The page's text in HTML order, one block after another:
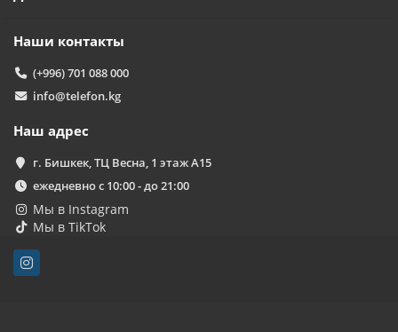
Наши контакты
(+996) 701 088 000
info@telefon.kg
Наш адрес
г. Бишкек, ТЦ Весна, 1 этаж А15
ежедневно с 10:00 - до 21:00
Мы в Instagram
Мы в TikTok